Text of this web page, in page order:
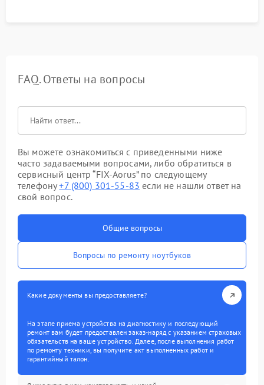
FAQ. Ответы на вопросы
Вы можете ознакомиться с приведенными ниже
часто задаваемыми вопросами, либо обратиться в
сервисный центр “FIX-Aorus” по следующему
телефону+7 (800) 301-55-83 если не нашли ответ на
свой вопрос.
Общие вопросы
Вопросы по ремонту ноутбуков
Какие документы вы предоставляете?
На этапе приема устройства на диагностику и последующий
ремонт вам будет предоставлен заказ-наряд с указанием страховых
обязательств на ваше устройство. Далее, после выполнения работ
по ремонту техники, вы получите акт выполненных работ и
гарантийный талон.